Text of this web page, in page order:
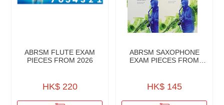
ABRSM FLUTE EXAM
PIECES FROM 2026
HK$ 220
ABRSM SAXOPHONE
EXAM PIECES FROM
HK$ 145